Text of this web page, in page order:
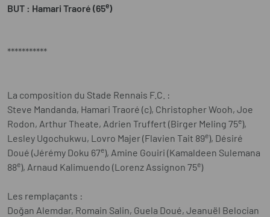
BUT : Hamari Traoré (65e)
***********
La composition du Stade Rennais F.C. :
Steve Mandanda, Hamari Traoré (c), Christopher Wooh, Joe
Rodon, Arthur Theate, Adrien Truffert (Birger Meling 75e),
Lesley Ugochukwu, Lovro Majer (Flavien Tait 89e), Désiré
Doué (Jérémy Doku 67e), Amine Gouiri (Kamaldeen Sulemana
88e), Arnaud Kalimuendo (Lorenz Assignon 75e)
Les remplaçants :
Doğan Alemdar, Romain Salin, Guela Doué, Jeanuël Belocian